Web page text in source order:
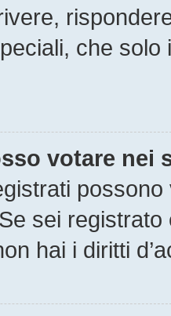
che solo
votare nei
sei
hai i diritti